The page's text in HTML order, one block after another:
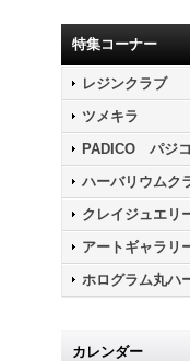
特集コーナー
レジンクラブ
ツメキラ
PADICO パジコ
ハーバリウムク
クレイジュエリ
アートギャラリ
ホログラム丸ハ
カレンダー